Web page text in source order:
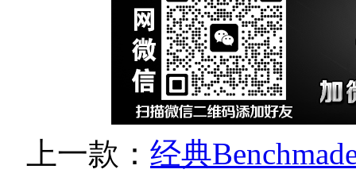
上一款： 经典